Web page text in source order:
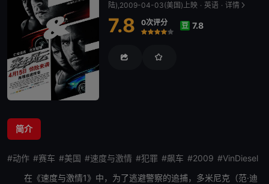
陆),2009-04-03(美国)上映 · 英语 · 详情
7.8 0次评分
很差
较差
还行推荐力荐
豆 7.8
简介
#动作 #赛车 #美国 #速度与激情 #犯罪 #飙车 #2009 #VinDiesel
在《速度与激情1》中，为了逃避警察的追捕，多米尼克（范·迪